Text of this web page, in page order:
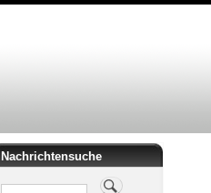
Nachrichtensuche
Suche